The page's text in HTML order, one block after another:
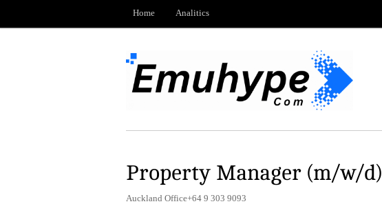
Home Analitics
Property Manager (m/w/d)
Auckland Office+64 9 303 9093